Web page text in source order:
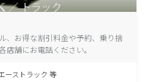
、お得な割引料金や予約、乗り捨
店舗にお電話ください。
ーストラック 等